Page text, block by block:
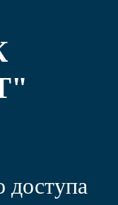
доступа